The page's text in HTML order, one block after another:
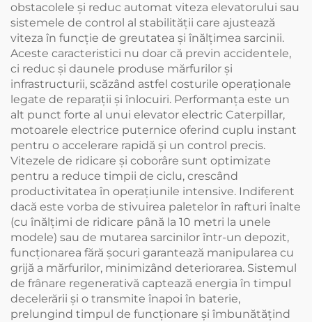
obstacolele și reduc automat viteza elevatorului sau
sistemele de control al stabilității care ajustează
viteza în funcție de greutatea și înălțimea sarcinii.
Aceste caracteristici nu doar că previn accidentele,
ci reduc și daunele produse mărfurilor și
infrastructurii, scăzând astfel costurile operaționale
legate de reparații și înlocuiri. Performanța este un
alt punct forte al unui elevator electric Caterpillar,
motoarele electrice puternice oferind cuplu instant
pentru o accelerare rapidă și un control precis.
Vitezele de ridicare și coborâre sunt optimizate
pentru a reduce timpii de ciclu, crescând
productivitatea în operațiunile intensive. Indiferent
dacă este vorba de stivuirea paletelor în rafturi înalte
(cu înălțimi de ridicare până la 10 metri la unele
modele) sau de mutarea sarcinilor într-un depozit,
funcționarea fără șocuri garantează manipularea cu
grijă a mărfurilor, minimizând deteriorarea. Sistemul
de frânare regenerativă captează energia în timpul
decelerării și o transmite înapoi în baterie,
prelungind timpul de funcționare și îmbunătățind